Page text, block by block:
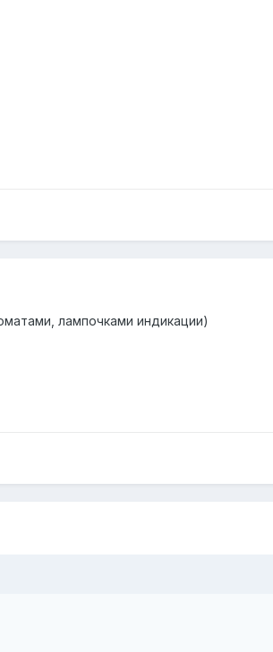
лампочками индикации)